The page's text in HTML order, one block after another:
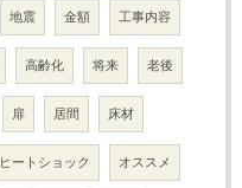
地震 金額 工事内容
高齢化 将来 老後
扉 居間 床材
ヒートショック オススメ